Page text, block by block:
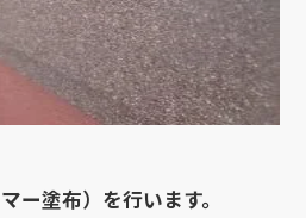
ー塗布）を行います。